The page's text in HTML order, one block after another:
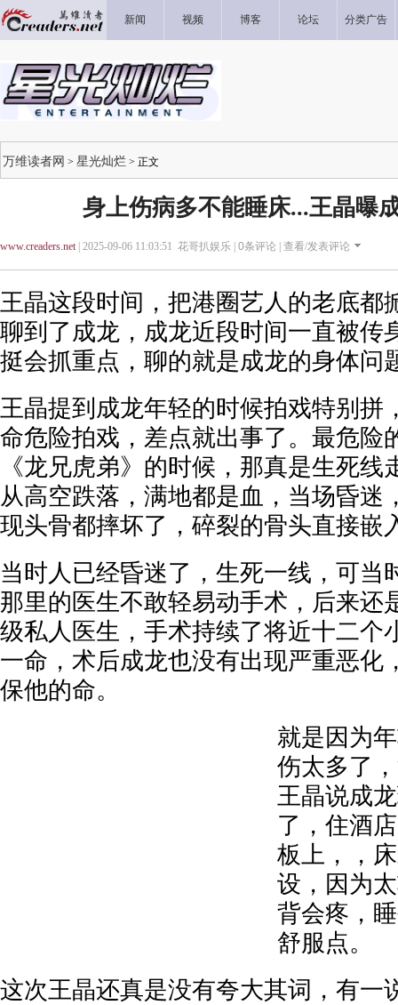
新闻 视频 博客 论坛 分类广告
万维读者网 > 星光灿烂 > 正文
身上伤病多不能睡床...王晶曝
www.creaders.net| 2025-09-06 11:03:51 花哥扒娱乐 | 0条评论 | 查看/发表评论
王晶这段时间，把港圈艺人的老底都
聊到了成龙，成龙近段时间一直被传
挺会抓重点，聊的就是成龙的身体问
王晶提到成龙年轻的时候拍戏特别拼
命危险拍戏，差点就出事了。最危险
《龙兄虎弟》的时候，那真是生死
从高空跌落，满地都是血，当场昏迷
现头骨都摔坏了，碎裂的骨头直接嵌
当时人已经昏迷了，生死一线，可当
那里的医生不敢轻易动手术，后来还
级私人医生，手术持续了将近十二个
一命，术后成龙也没有出现严重恶化
保他的命。
就是因为
伤太多了
王晶说成
了，住酒
板上，，
设，因为
背会疼，
舒服点。
这次王晶还真是没有夸大其词，有一